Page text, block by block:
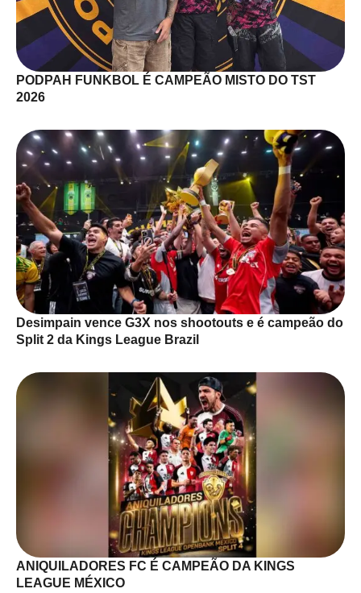
PODPAH FUNKBOL É CAMPEÃO MISTO DO TST
2026
Desimpain vence G3X nos shootouts e é campeão do
Split 2 da Kings League Brazil
ANIQUILADORES FC É CAMPEÃO DA KINGS
LEAGUE MÉXICO